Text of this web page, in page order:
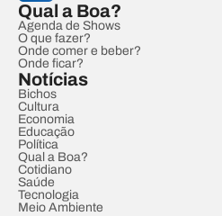
Qual a Boa?
Agenda de Shows
O que fazer?
Onde comer e beber?
Onde ficar?
Notícias
Bichos
Cultura
Economia
Educação
Política
Qual a Boa?
Cotidiano
Saúde
Tecnologia
Meio Ambiente